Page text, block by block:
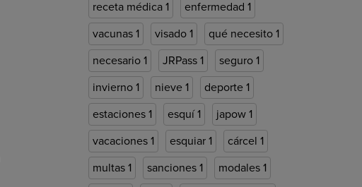
receta médica 1 enfermedad 1
vacunas 1 visado 1 qué necesito 1
necesario 1 JRPass 1 seguro 1
invierno 1 nieve 1 deporte 1
estaciones 1 esquí1 japow 1
vacaciones 1 esquiar 1 cárcel 1
multas 1 sanciones 1 modales 1